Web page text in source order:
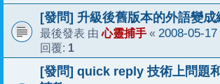
[發問] 升級後舊版本的外語變成
最後發表 由心靈捕手 « 2008-05-
回覆: 1
[發問] quick reply 技術上問題